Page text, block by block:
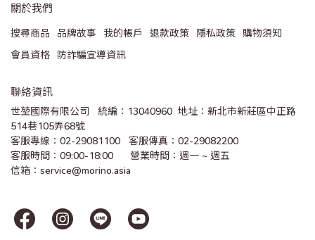
關於我們
搜尋商品 品牌故事 我的帳戶 退款政策 隱私政策
購物須知
會員資格
防詐騙宣導資訊
聯絡資訊
世堃國際有限公司   統編：13040960  地址：新北市新莊區中正路
514巷105弄68號
客服專線：02-29081100   客服傳真：02-29082200
客服時間：09:00-18:00      營業時間：週一 ~ 週五
信箱：service@morino.asia